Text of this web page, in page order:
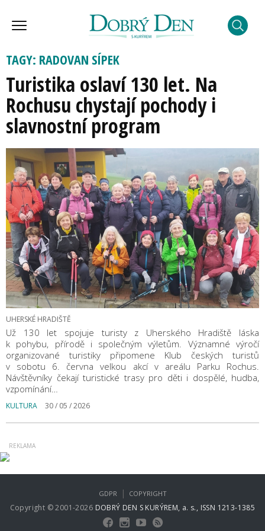
TAGY: RADOVAN SÍPEK
Turistika oslaví 130 let. Na
Rochusu chystají pochody i
slavnostní program
UHERSKÉ HRADIŠTĚ
Už 130 let spojuje turisty z Uherského Hradiště láska
k pohybu, přírodě i společným výletům. Významné výročí
organizované turistiky připomene Klub českých turistů
v sobotu 6. června velkou akcí v areálu Parku Rochus.
Návštěvníky čekají turistické trasy pro děti i dospělé, hudba,
vzpomínání…
KULTURA 30 / 05 / 2026
Copyright © 2001-2026 DOBRÝ DEN S KURÝREM, a. s., ISSN 1213-1385
GDPR | COPYRIGHT